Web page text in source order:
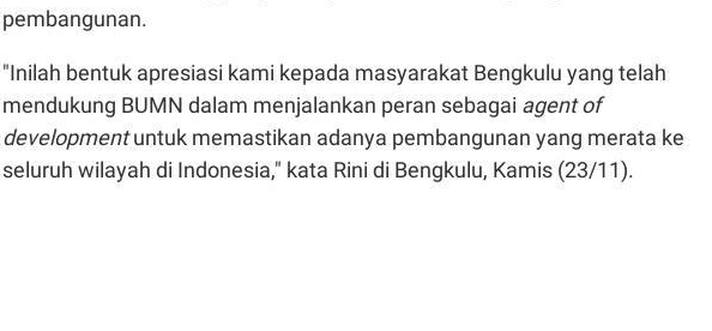
pembangunan.
"Inilah bentuk apresiasi kami kepada masyarakat Bengkulu yang telah
mendukung BUMN dalam menjalankan peran sebagai agent of
developmentuntuk memastikan adanya pembangunan yang merata ke
seluruh wilayah di Indonesia," kata Rini di Bengkulu, Kamis (23/11).